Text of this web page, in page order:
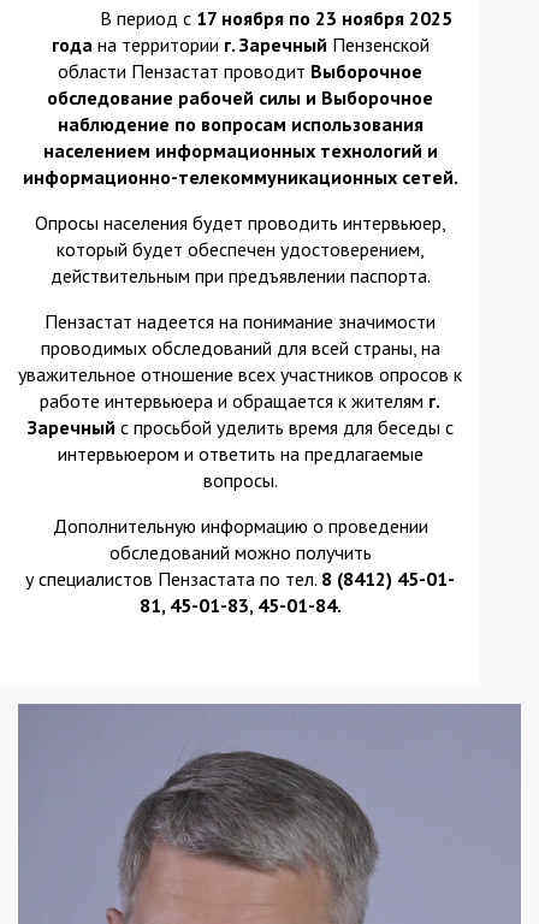
В период с 17 ноября по 23 ноября 2025
года на территории г. Заречный Пензенской
области Пензастат проводит Выборочное
обследование рабочей силы и Выборочное
наблюдение по вопросам использования
населением информационных технологий и
информационно-телекоммуникационных сетей.
Опросы населения будет проводить интервьюер,
который будет обеспечен удостоверением,
действительным при предъявлении паспорта.
Пензастат надеется на понимание значимости
проводимых обследований для всей страны, на
уважительное отношение всех участников опросов к
работе интервьюера и обращается к жителям г.
Заречный с просьбой уделить время для беседы с
интервьюером и ответить на предлагаемые
вопросы.
Дополнительную информацию о проведении
обследований можно получить
у специалистов Пензастата по тел. 8 (8412) 45-01-
81, 45-01-83, 45-01-84.